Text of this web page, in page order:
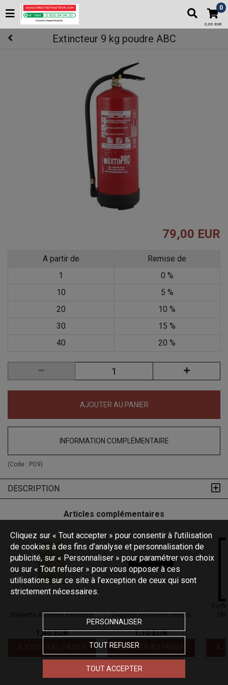
0
0,00 EUR
Extincteur 9 kg poudre ABC
79,00 EUR
A partir de
Remise de
1
0 %
10
5 %
20
10 %
30
15 %
40
20 %
AJOUTER AU PANIER
INFORMATION COMPLÉMENTAIRE
(Code : PO9)
DESCRIPTION
Articles complémentaires
Etiquette adhésive extincteur
1,40 EUR
Etiquette extincteur camion
1,10 EUR
AJOUTER AU PANIER
Cliquez sur « Tout accepter » pour consentir à l'utilisation
de cookies à des fins d’analyse et personnalisation de
publicité, sur « Personnaliser » pour paramétrer vos choix
ou sur « Tout refuser » pour vous opposer à ces
utilisations sur ce site à l’exception de ceux qui sont
strictement nécessaires.
PERSONNALISER
TOUT REFUSER
TOUT ACCEPTER